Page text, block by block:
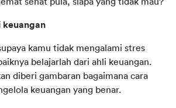
keuangan
kamu tidak mengalami stres
belajarlah dari ahli keuangan.
diberi gambaran bagaimana cara
keuangan yang benar.